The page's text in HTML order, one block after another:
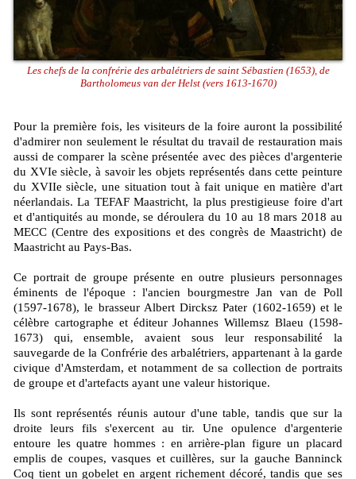
Les chefs de la confrérie des arbalétriers de saint Sébastien (1653), de
Bartholomeus van der Helst (vers 1613-1670)
Pour la première fois, les visiteurs de la foire auront la possibilité
d'admirer non seulement le résultat du travail de restauration mais
aussi de comparer la scène présentée avec des pièces d'argenterie
du XVIe siècle, à savoir les objets représentés dans cette peinture
du XVIIe siècle, une situation tout à fait unique en matière d'art
néerlandais. La TEFAF Maastricht, la plus prestigieuse foire d'art
et d'antiquités au monde, se déroulera du 10 au 18 mars 2018 au
MECC (Centre des expositions et des congrès de Maastricht) de
Maastricht au Pays-Bas.
Ce portrait de groupe présente en outre plusieurs personnages
éminents de l'époque : l'ancien bourgmestre Jan van de Poll
(1597-1678), le brasseur Albert Dircksz Pater (1602-1659) et le
célèbre cartographe et éditeur Johannes Willemsz Blaeu (1598-
1673) qui, ensemble, avaient sous leur responsabilité la
sauvegarde de la Confrérie des arbalétriers, appartenant à la garde
civique d'Amsterdam, et notamment de sa collection de portraits
de groupe et d'artefacts ayant une valeur historique.
Ils sont représentés réunis autour d'une table, tandis que sur la
droite leurs fils s'exercent au tir. Une opulence d'argenterie
entoure les quatre hommes : en arrière-plan figure un placard
emplis de coupes, vasques et cuillères, sur la gauche Banninck
Coq tient un gobelet en argent richement décoré, tandis que ses